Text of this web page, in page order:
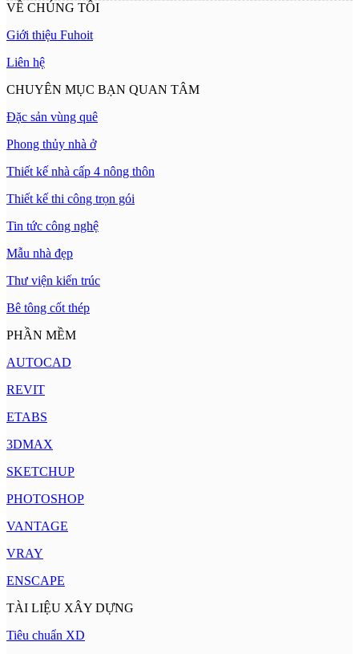
VỀ CHÚNG TÔI
Giới thiệu Fuhoit
Liên hệ
CHUYÊN MỤC BẠN QUAN TÂM
Đặc sản vùng quê
Phong thủy nhà ở
Thiết kế nhà cấp 4 nông thôn
Thiết kế thi công trọn gói
Tin tức công nghệ
Mẫu nhà đẹp
Thư viện kiến trúc
Bê tông cốt thép
PHẦN MỀM
AUTOCAD
REVIT
ETABS
3DMAX
SKETCHUP
PHOTOSHOP
VANTAGE
VRAY
ENSCAPE
TÀI LIỆU XÂY DỰNG
Tiêu chuẩn XD